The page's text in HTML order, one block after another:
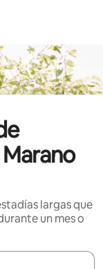
largas que
un mes o